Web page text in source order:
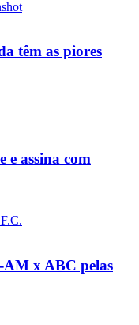
têm as piores
e assina com
x ABC pelas